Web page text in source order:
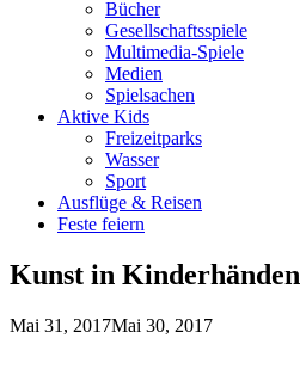
Bücher
Gesellschaftsspiele
Multimedia-Spiele
Medien
Spielsachen
Aktive Kids
Freizeitparks
Wasser
Sport
Ausflüge & Reisen
Feste feiern
Kunst in Kinderhänden
Mai 31, 2017Mai 30, 2017